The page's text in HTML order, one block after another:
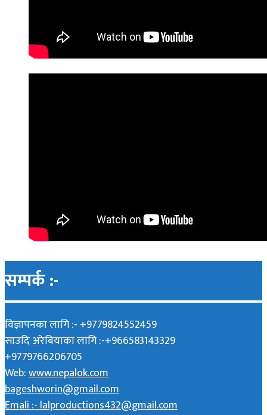
सम्पर्क :-
विज्ञापनका लागि :- +9779824552459
साउदि अरेबियाका लागि :-+966583143329
+9779766206705
Web:www.nepalok.com
bageshworin@gmail.com
Emali :- lalproductions432@gmail.com